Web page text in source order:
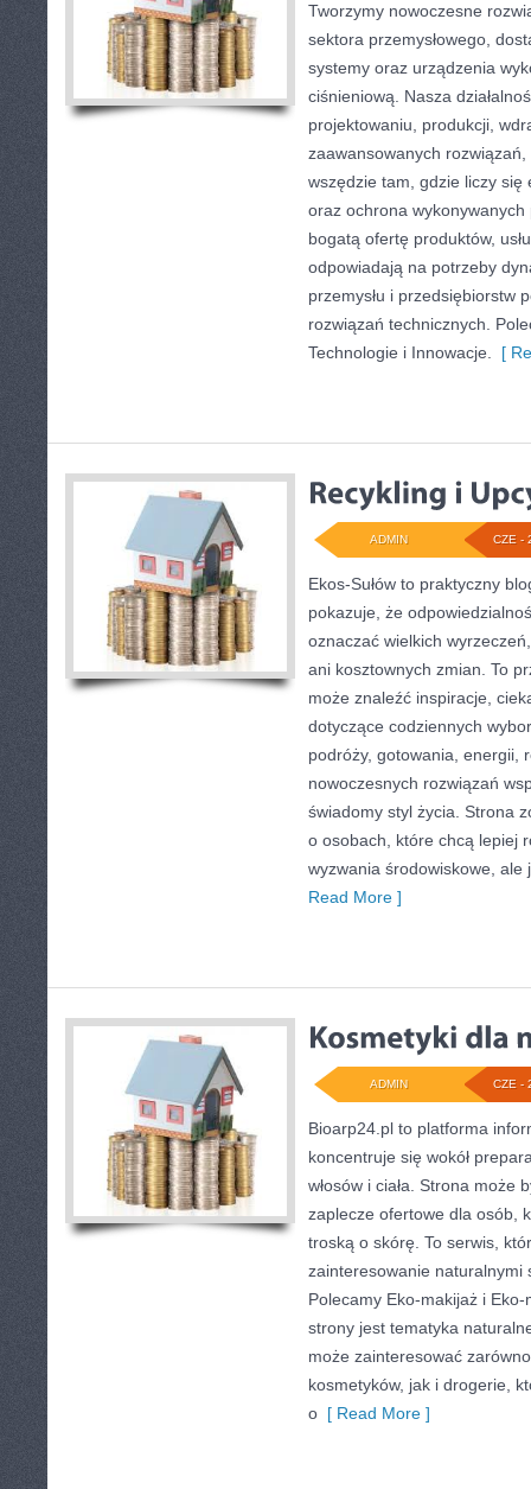
Tworzymy nowoczesne
sektora przemysłowego,
systemy oraz urządzenia
ciśnieniową. Nasza
projektowaniu, produkcji,
zaawansowanych
wszędzie tam, gdzie liczy się
oraz ochrona
bogatą ofertę produktów,
odpowiadają na potrzeby
przemysłu i przedsiębiorstw
rozwiązań technicznych.
Technologie i Innowacje.
[
CZE -
ADMIN
Ekos-Sułów to praktyczny
pokazuje, że
oznaczać wielkich
ani kosztownych zmian. To
może znaleźć inspiracje,
dotyczące codziennych
podróży, gotowania, energii,
nowoczesnych rozwiązań
świadomy styl życia. Strona
o osobach, które chcą lepiej
wyzwania środowiskowe, ale
Read More ]
CZE -
ADMIN
Bioarp24.pl to platforma
koncentruje się wokół
włosów i ciała. Strona może
zaplecze ofertowe dla osób,
troską o skórę. To serwis,
zainteresowanie naturalnymi
Polecamy Eko-makijaż i
strony jest tematyka
może zainteresować
kosmetyków, jak i drogerie,
o [ Read More ]